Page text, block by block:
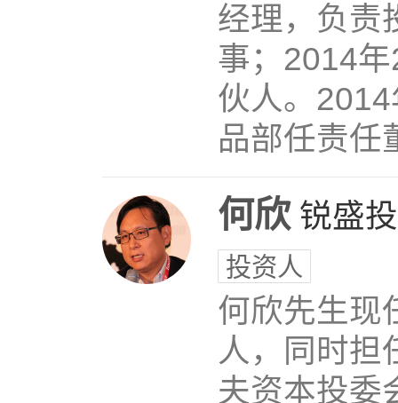
经理，负责
事；2014
伙人。
品部任责任
何欣 锐盛
投资人
何欣先生现
人，同时担
夫资本投委